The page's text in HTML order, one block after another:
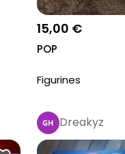
15,00 €
POP
Figurines
Dreakyz